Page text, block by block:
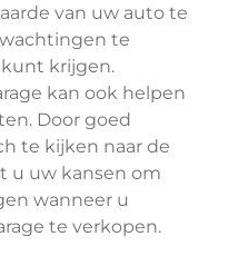
van uw auto te
te
krijgen.
kan ook helpen
Door goed
te kijken naar de
u uw kansen om
wanneer u
te verkopen.